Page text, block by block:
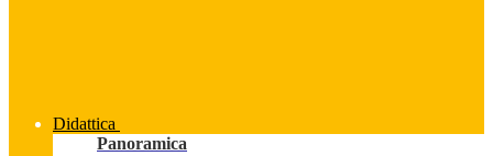
Didattica
Panoramica